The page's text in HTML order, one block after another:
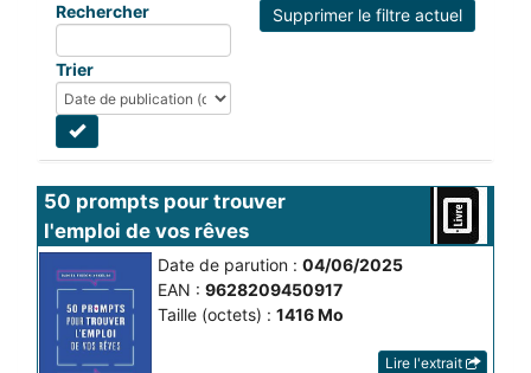
Supprimer le filtre actuel
Rechercher
Trier
50 prompts pour trouver
l'emploi de vos rêves
Date de parution : 04/06/2025
EAN : 9628209450917
Taille (octets) : 1416 Mo
Lire l'extrait